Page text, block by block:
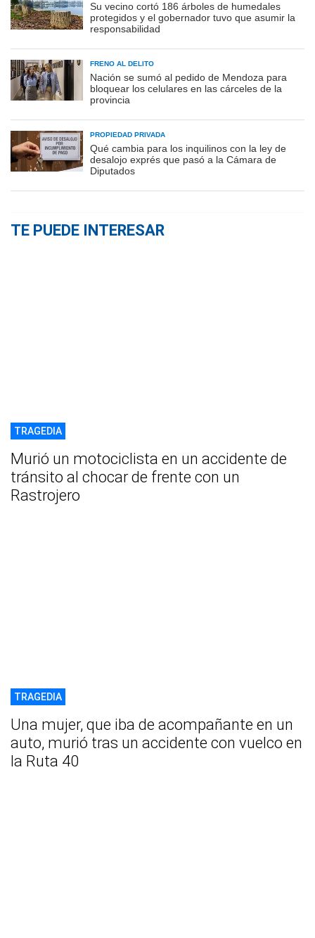
Su vecino cortó 186 árboles de humedales
protegidos y el gobernador tuvo que asumir la
responsabilidad
FRENO AL DELITO
Nación se sumó al pedido de Mendoza para
bloquear los celulares en las cárceles de la
provincia
PROPIEDAD PRIVADA
Qué cambia para los inquilinos con la ley de
desalojo exprés que pasó a la Cámara de
Diputados
TE PUEDE INTERESAR
TRAGEDIA
Murió un motociclista en un accidente de
tránsito al chocar de frente con un
Rastrojero
TRAGEDIA
Una mujer, que iba de acompañante en un
auto, murió tras un accidente con vuelco en
la Ruta 40